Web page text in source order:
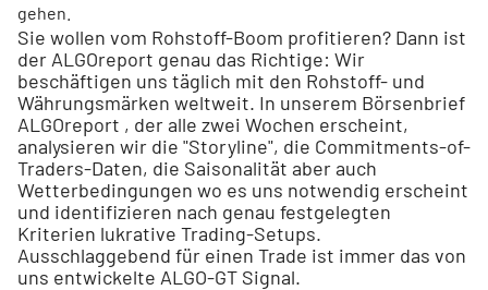
gehen.
Sie wollen vom Rohstoff-Boom profitieren? Dann ist
der ALGOreport genau das Richtige: Wir
beschäftigen uns täglich mit den Rohstoff- und
Währungsmärken weltweit. In unserem Börsenbrief
ALGOreport , der alle zwei Wochen erscheint,
analysieren wir die "Storyline", die Commitments-of-
Traders-Daten, die Saisonalität aber auch
Wetterbedingungen wo es uns notwendig erscheint
und identifizieren nach genau festgelegten
Kriterien lukrative Trading-Setups.
Ausschlaggebend für einen Trade ist immer das von
uns entwickelte ALGO-GT Signal.